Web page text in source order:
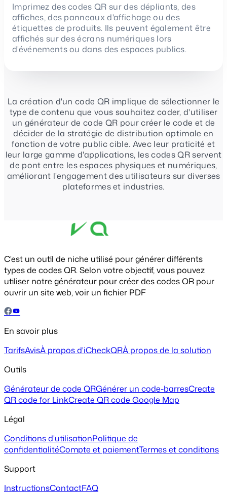
Imprimez des codes QR sur des dépliants, des
affiches, des panneaux d'affichage ou des
étiquettes de produits. Ils peuvent également être
affichés sur des écrans numériques lors
d'événements ou dans des espaces publics.
La création d'un code QR implique de sélectionner le
type de contenu que vous souhaitez coder, d'utiliser
un générateur de code QR pour créer le code et de
décider de la stratégie de distribution optimale en
fonction de votre public cible. Avec leur praticité et
leur large gamme d'applications, les codes QR servent
de pont entre les espaces physiques et numériques,
améliorant l'engagement des utilisateurs sur diverses
plateformes et industries.
C'est un outil de niche utilisé pour générer différents
types de codes QR. Selon votre objectif, vous pouvez
utiliser notre générateur pour créer des codes QR pour
ouvrir un site web, voir un fichier PDF
En savoir plus
TarifsAvisÀ propos d'iCheckQRÀ propos de la solution
Outils
Générateur de code QRGénérer un code-barresCreate
QR code for LinkCreate QR code Google Map
Légal
Conditions d'utilisationPolitique de
confidentialitéCompte et paiementTermes et conditions
Support
InstructionsContactFAQ